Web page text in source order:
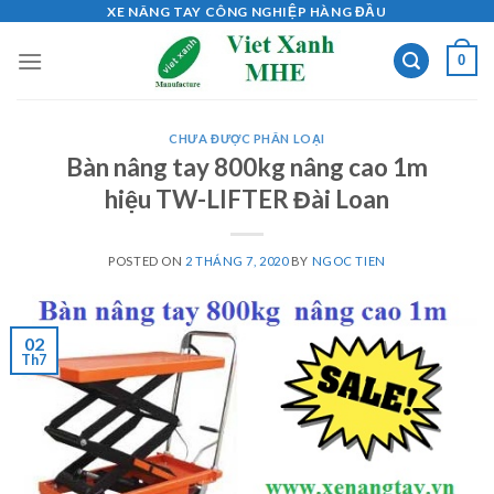
content
XE NÂNG TAY CÔNG NGHIỆP HÀNG ĐẦU
0
CHƯA ĐƯỢC PHÂN LOẠI
Bàn nâng tay 800kg nâng cao 1m
hiệu TW-LIFTER Đài Loan
POSTED ON 2 THÁNG 7, 2020BY NGOC TIEN
02
Th7